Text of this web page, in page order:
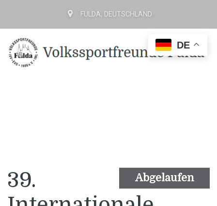
FULDA, DEUTSCHLAND
Abgelaufen
39.
DE